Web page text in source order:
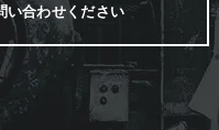
い合わせください